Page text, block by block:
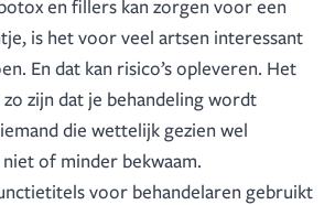
en fillers kan zorgen voor een
is het voor veel artsen interessant
En dat kan risico’s opleveren. Het
zijn dat je behandeling wordt
die wettelijk gezien wel
of minder bekwaam.
voor behandelaren gebruikt